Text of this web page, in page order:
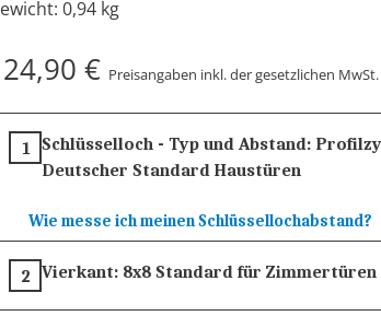
0,94 kg
€ Preisangaben inkl. der gesetzlichen MwSt.
1 Schlüsselloch - Typ und Abstand:
Deutscher Standard Haustüren
Wie messe ich meinen Schlüssellochabstand?
2 Vierkant: 8x8 Standard für Zimmertüren